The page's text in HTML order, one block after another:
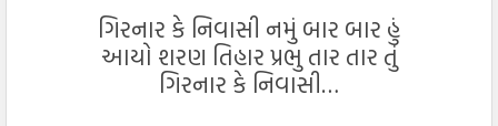
ગિરનાર કે નિવાસી નમું બાર બાર હું
આયો શરણ તિહાર પ્રભુ તાર તાર તું
ગિરનાર કે નિવાસી…